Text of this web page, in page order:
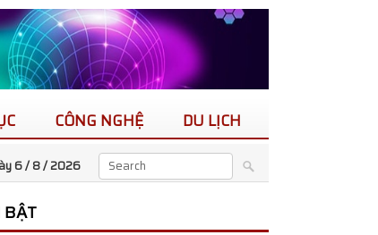
CÔNG NGHỆ DU LỊCH
6 / 8 /2026
BẬT